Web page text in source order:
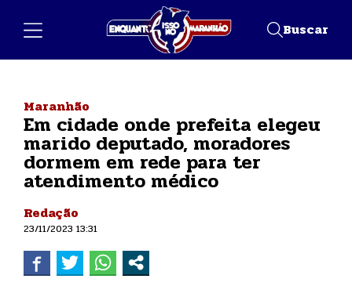
Buscar
Maranhão
Em cidade onde prefeita elegeu
marido deputado, moradores
dormem em rede para ter
atendimento médico
Redação
23/11/2023 13:31